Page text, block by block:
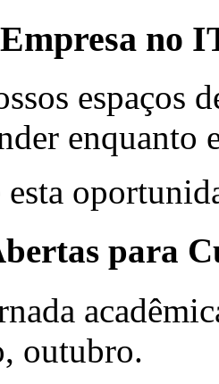
no
espaços
enquanto
para
outubro.